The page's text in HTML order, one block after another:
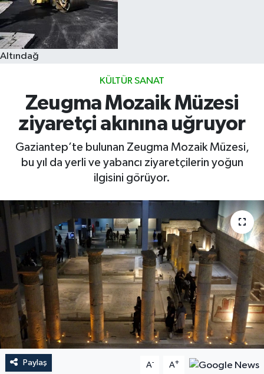
Altındağ
KÜLTÜR SANAT
Zeugma Mozaik Müzesi
ziyaretçi akınına uğruyor
Gaziantep’te bulunan Zeugma Mozaik Müzesi,
bu yıl da yerli ve yabancı ziyaretçilerin yoğun
ilgisini görüyor.
Paylaş A- A+